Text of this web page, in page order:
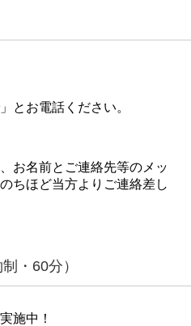
とお電話ください。
お名前とご連絡先等のメッ
ちほど当方よりご連絡差し
・60分）
施中！